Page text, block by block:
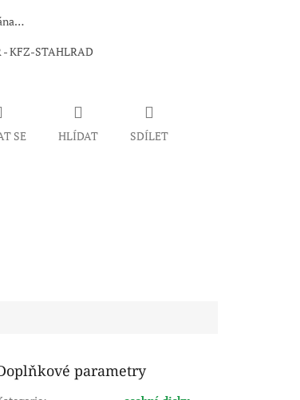
- KFZ-STAHLRAD
SE HLÍDAT SDÍLET
parametry